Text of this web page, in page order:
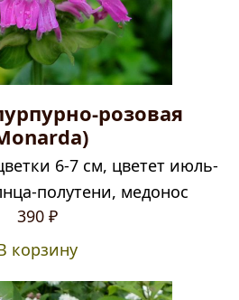
розовая
6-7 см, цветет июль-
полутени, медонос
390 ₽
корзину